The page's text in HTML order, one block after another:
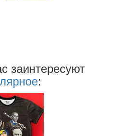
заинтересуют
: